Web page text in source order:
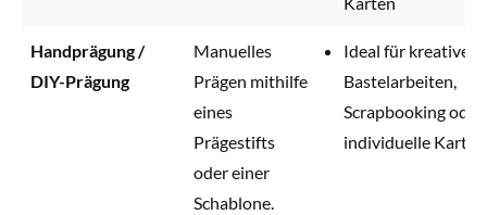
Handprägung /
DIY-Prägung
Manuelles
Prägen mithilfe
eines
Prägestifts
oder einer
Schablone.
Ideal für kreative
Bastelarbeiten,
Scrapbooking oder
individuelle Karten